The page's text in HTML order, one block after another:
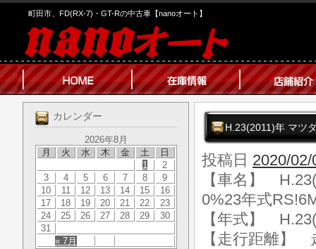
町田市、FD(RX-7)・GT-Rの中古車【nanoオート】
カレンダー
2026年8月
月
火 水 木 金 土 日
« 7月
1
2
3
4 5 6 7 8
9
10
11 12 13 14 15
16
17
18 19 20 21 22
23
24
25 26 27 28 29
30
31
H.23(2011)年 マツ
投稿日 2020/02/
【車名】
0%23年式
【年式】
【走行距離】